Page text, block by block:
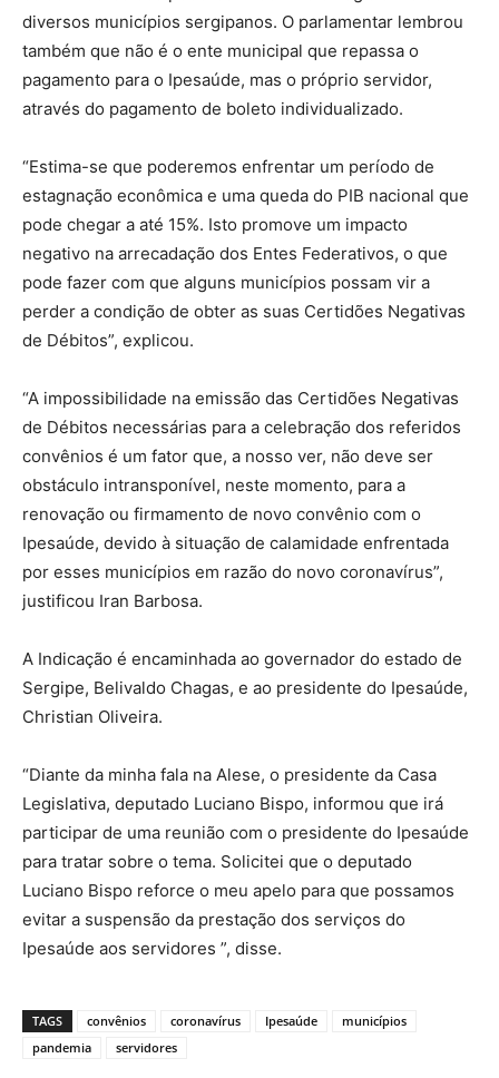
diversos municípios sergipanos. O parlamentar lembrou
também que não é o ente municipal que repassa o
pagamento para o Ipesaúde, mas o próprio servidor,
através do pagamento de boleto individualizado.
“Estima-se que poderemos enfrentar um período de
estagnação econômica e uma queda do PIB nacional que
pode chegar a até 15%. Isto promove um impacto
negativo na arrecadação dos Entes Federativos, o que
pode fazer com que alguns municípios possam vir a
perder a condição de obter as suas Certidões Negativas
de Débitos”, explicou.
“A impossibilidade na emissão das Certidões Negativas
de Débitos necessárias para a celebração dos referidos
convênios é um fator que, a nosso ver, não deve ser
obstáculo intransponível, neste momento, para a
renovação ou firmamento de novo convênio com o
Ipesaúde, devido à situação de calamidade enfrentada
por esses municípios em razão do novo coronavírus”,
justificou Iran Barbosa.
A Indicação é encaminhada ao governador do estado de
Sergipe, Belivaldo Chagas, e ao presidente do Ipesaúde,
Christian Oliveira.
“Diante da minha fala na Alese, o presidente da Casa
Legislativa, deputado Luciano Bispo, informou que irá
participar de uma reunião com o presidente do Ipesaúde
para tratar sobre o tema. Solicitei que o deputado
Luciano Bispo reforce o meu apelo para que possamos
evitar a suspensão da prestação dos serviços do
Ipesaúde aos servidores ”, disse.
TAGS convênios coronavírus Ipesaúde
municípios
pandemia
servidores